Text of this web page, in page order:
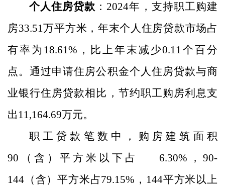
个人住房贷款 ： 2024年，支持职工购建
房33.51万平方米，年末个人住房贷款市场占
有率为 18.61% ，比上年末减少0.11个百分
点。通过申请住房公积金个人住房贷款与商
业银行住房贷款相比， 节约职工购房利息支
出 11,164.69万元。
职工贷款笔数中，购房建筑面积
90 （含）平方米以下占 6.30% ，90-
144 （含）平方米占79.15% ， 144平方米以上